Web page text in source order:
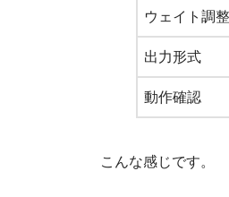
ウェイト調整
出力形式
動作確認
こんな感じです。